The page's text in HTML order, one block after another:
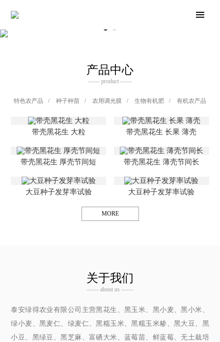
产品中心
—— product ——
特色农产品 / 种子种苗 / 农用调光膜 / 生物有机肥 / 有机农产品
带壳黑花生 大粒 带壳黑花生 长果 薄壳
带壳黑花生 厚壳节间短 带壳黑花生 薄壳节间长
大豆种子发芽率试验 大豆种子发芽率试验
MORE
关于我们
—— about us ——
泰安绿得农业有限公司主营黑花生、黑玉米、黑小麦、黑小米、
绿小麦、黑麦仁、绿麦仁、黑糯玉米、黑糯玉米糁、黑大豆、黑
小豆、黑绿豆、黑芝麻、富硒大米、蓝莓苗、鲜蓝莓、无土栽培